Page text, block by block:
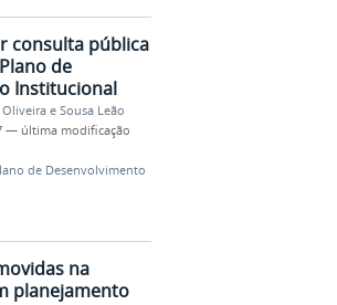
consulta pública
de
Institucional
e Sousa Leão
— última modificação
de Desenvolvimento
na
planejamento